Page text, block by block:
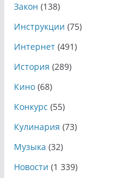
Закон (138)
Инструкции (75)
Интернет(491)
История (289)
Кино(68)
Конкурс (55)
Кулинария (73)
Музыка (32)
Новости (1 339)